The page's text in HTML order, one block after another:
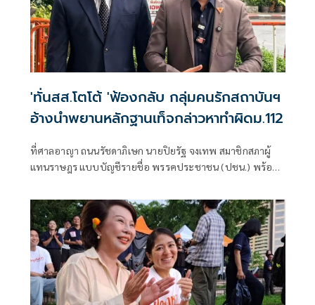
'ทั่นสส.โตโต้ 'ฟ้องกลับ กลุ่มคนรักสถาบันฯ
อ้างนำพยานหลักฐานเท็จกล่าวหาทำผิดม.112
ที่ศาลอาญา ถนนรัชดาภิเษก นายปิยรัฐ จงเทพ สมาชิกสภาผู้
แทนราษฎร แบบบัญชีรายชื่อ พรรคประชาชน (ปชน.) พร้อม